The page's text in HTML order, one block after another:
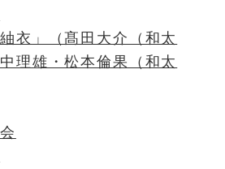
衣」（髙田大介（和太
理雄・松本倫果（和太